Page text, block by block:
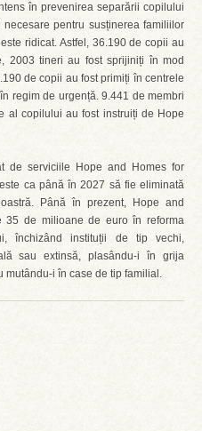
în prevenirea separării copilului
pentru susținerea familiilor
ridicat. Astfel, 36.190 de copii au
2003 tineri au fost sprijiniți în mod
de copii au fost primiți în centrele
regim de urgență. 9.441 de membri
al copilului au fost instruiți de Hope
de serviciile Hope and Homes for
ca până în 2027 să fie eliminată
Până în prezent, Hope and
35 de milioane de euro în reforma
închizând instituții de tip vechi,
sau extinsă, plasându-i în grija
mutându-i în case de tip familial.